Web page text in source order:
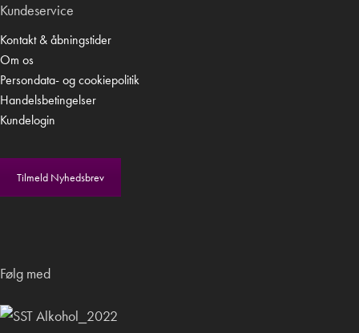
Kundeservice
Kontakt & åbningstider
Om os
Persondata- og cookiepolitik
Handelsbetingelser
Kundelogin
Tilmeld Nyhedsbrev
Følg med